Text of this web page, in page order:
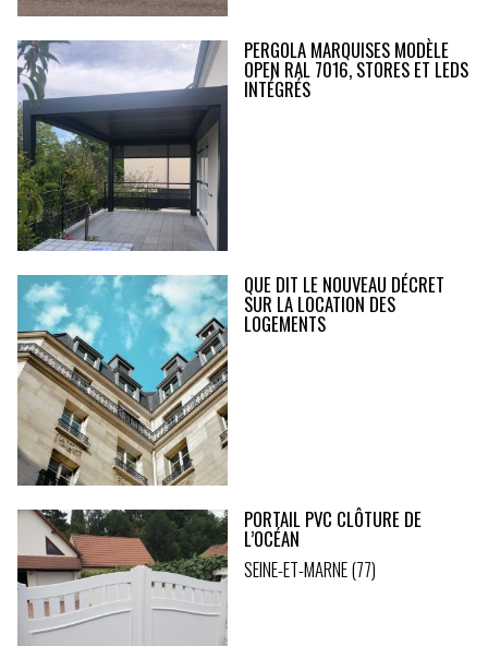
PERGOLA MARQUISES MODÈLE
OPEN RAL 7016, STORES ET LEDS
INTÉGRÉS
QUE DIT LE NOUVEAU DÉCRET
SUR LA LOCATION DES
LOGEMENTS
PORTAIL PVC CLÔTURE DE
L’OCÉAN
SEINE-ET-MARNE (77)